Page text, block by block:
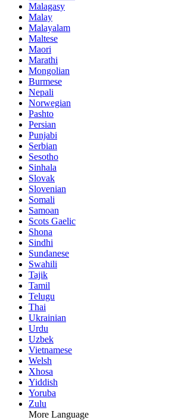
Malagasy
Malay
Malayalam
Maltese
Maori
Marathi
Mongolian
Burmese
Nepali
Norwegian
Pashto
Persian
Punjabi
Serbian
Sesotho
Sinhala
Slovak
Slovenian
Somali
Samoan
Scots Gaelic
Shona
Sindhi
Sundanese
Swahili
Tajik
Tamil
Telugu
Thai
Ukrainian
Urdu
Uzbek
Vietnamese
Welsh
Xhosa
Yiddish
Yoruba
Zulu
More Language